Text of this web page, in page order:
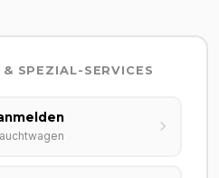
SPEZIAL-SERVICES